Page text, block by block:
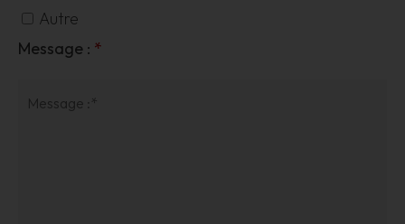
Autre
Message : *